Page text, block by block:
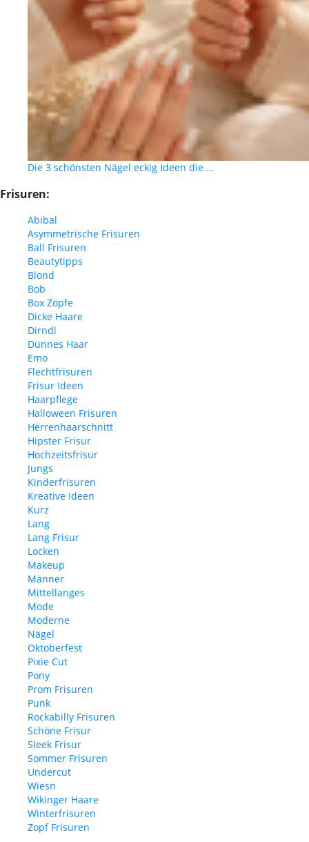
Die 3 schönsten Nägel eckig Ideen die …
Frisuren:
Abibal
Asymmetrische Frisuren
Ball Frisuren
Beautytipps
Blond
Bob
Box Zöpfe
Dicke Haare
Dirndl
Dünnes Haar
Emo
Flechtfrisuren
Frisur Ideen
Haarpflege
Halloween Frisuren
Herrenhaarschnitt
Hipster Frisur
Hochzeitsfrisur
Jungs
Kinderfrisuren
Kreative Ideen
Kurz
Lang
Lang Frisur
Locken
Makeup
Männer
Mittellanges
Mode
Moderne
Nägel
Oktoberfest
Pixie Cut
Pony
Prom Frisuren
Punk
Rockabilly Frisuren
Schöne Frisur
Sleek Frisur
Sommer Frisuren
Undercut
Wiesn
Wikinger Haare
Winterfrisuren
Zopf Frisuren